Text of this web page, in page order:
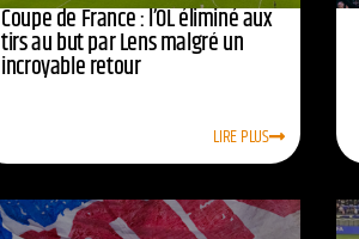
Coupe de France : l’OL éliminé aux
tirs au but par Lens malgré un
incroyable retour
LIRE PLUS